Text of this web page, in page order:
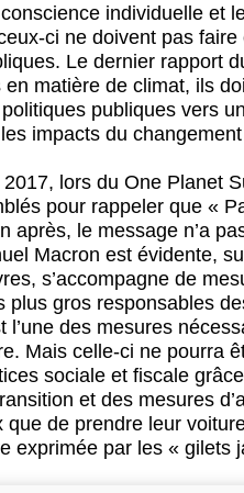
individuelle et
ci ne doivent pas faire
Le dernier rapport
en matière de climat, ils
publiques vers
impacts du
lors du One Planet
pour rappeler que «
après, le message n’a
Macron est évidente,
s’accompagne de
plus gros responsables
l’une des mesures
Mais celle-ci ne pourra
sociale et fiscale
et des mesures
que de prendre leur
exprimée par les « gilets